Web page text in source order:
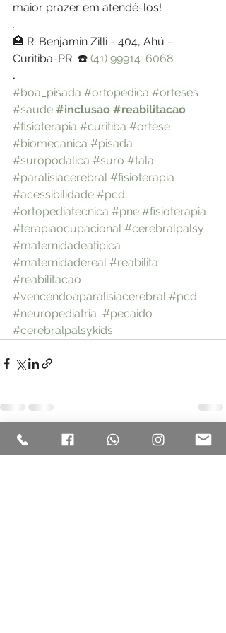
maior prazer em atendê-los!
.
🏥 R. Benjamin Zilli - 404, Ahú -
Curitiba-PR  ☎️ (41) 99914-6068
.
#boa_pisada #ortopedica #orteses
#saude #inclusao #reabilitacao
#fisioterapia #curitiba #ortese
#biomecanica #pisada
#suropodalica #suro #tala
#paralisiacerebral #fisioterapia
#acessibilidade #pcd
#ortopediatecnica #pne #fisioterapia
#terapiaocupacional #cerebralpalsy
#maternidadeatipica
#maternidadereal #reabilita
#reabilitacao
#vencendoaparalisiacerebral #pcd
#neuropediatria #pecaido
#cerebralpalsykids
Posts recentes Ver tudo